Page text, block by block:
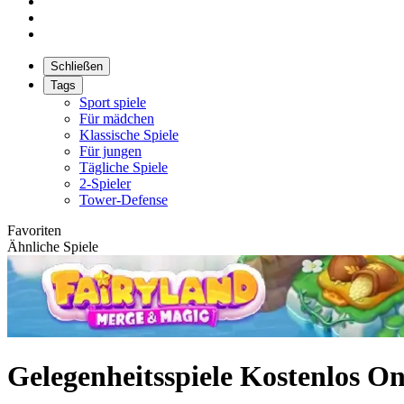
Schließen
Tags
Sport spiele
Für mädchen
Klassische Spiele
Für jungen
Tägliche Spiele
2-Spieler
Tower-Defense
Favoriten
Ähnliche Spiele
Gelegenheitsspiele Kostenlos